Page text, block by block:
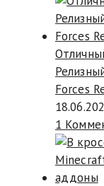
Forces
1